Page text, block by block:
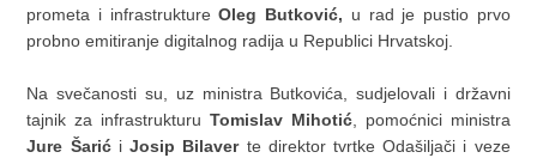
prometa i infrastruktureOleg Butković, u rad je pustio prvo
probno emitiranje digitalnog radija u Republici Hrvatskoj.
Na svečanosti su, uz ministra Butkovića, sudjelovali i državni
tajnik za infrastrukturu Tomislav Mihotić, pomoćnici ministra
Jure ŠarićiJosip Bilaverte direktor tvrtke Odašiljači i veze